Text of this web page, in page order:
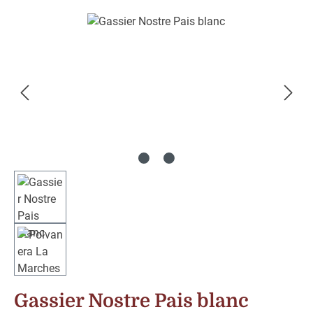
Bildergalerie überspringen
Gassier Nostre Pais blanc